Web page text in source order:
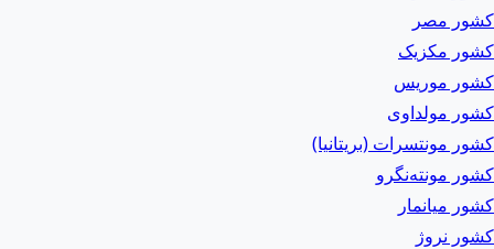
کشور مصر
کشور مکزیک
کشور موریس
کشور مولداوی
کشور مونتسرات (بریتانیا)
کشور مونته‌نگرو
کشور میانمار
کشور نروژ